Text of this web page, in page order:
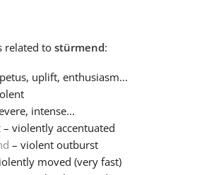
related to stürmend:
uplift, enthusiasm...
intense...
– violently accentuated
– violent outburst
moved (very fast)